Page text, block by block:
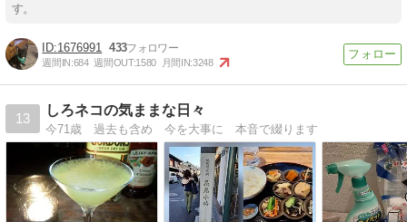
す。
1676991 433
週間IN:684 週間OUT:1580 月間IN:3248
13
しろネコの気ままな日々
今71歳 過去も含め 今を大事に 本音で綴ります